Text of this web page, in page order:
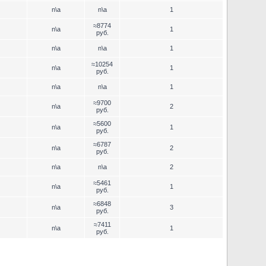
n\a n\a 1
n\a
≈8774
руб.
1
n\a n\a 1
n\a
≈10254
руб.
1
n\a n\a 1
n\a
≈9700
руб.
2
n\a
≈5600
руб.
1
n\a
≈6787
руб.
2
n\a n\a 2
n\a
≈5461
руб.
1
n\a
≈6848
руб.
3
n\a
≈7411
руб.
1